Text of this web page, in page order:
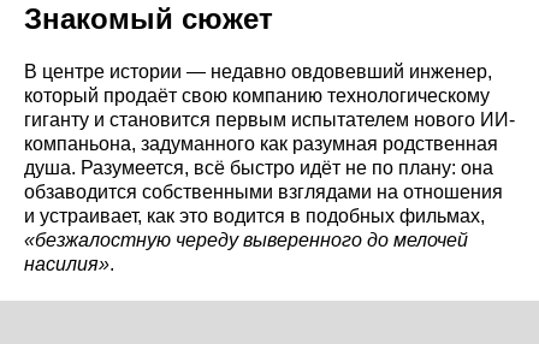
Знакомый сюжет
В центре истории — недавно овдовевший инженер,
который продаёт свою компанию технологическому
гиганту и становится первым испытателем нового ИИ-
компаньона, задуманного как разумная родственная
душа. Разумеется, всё быстро идёт не по плану: она
обзаводится собственными взглядами на отношения
и устраивает, как это водится в подобных фильмах,
«безжалостную череду выверенного до мелочей
насилия».